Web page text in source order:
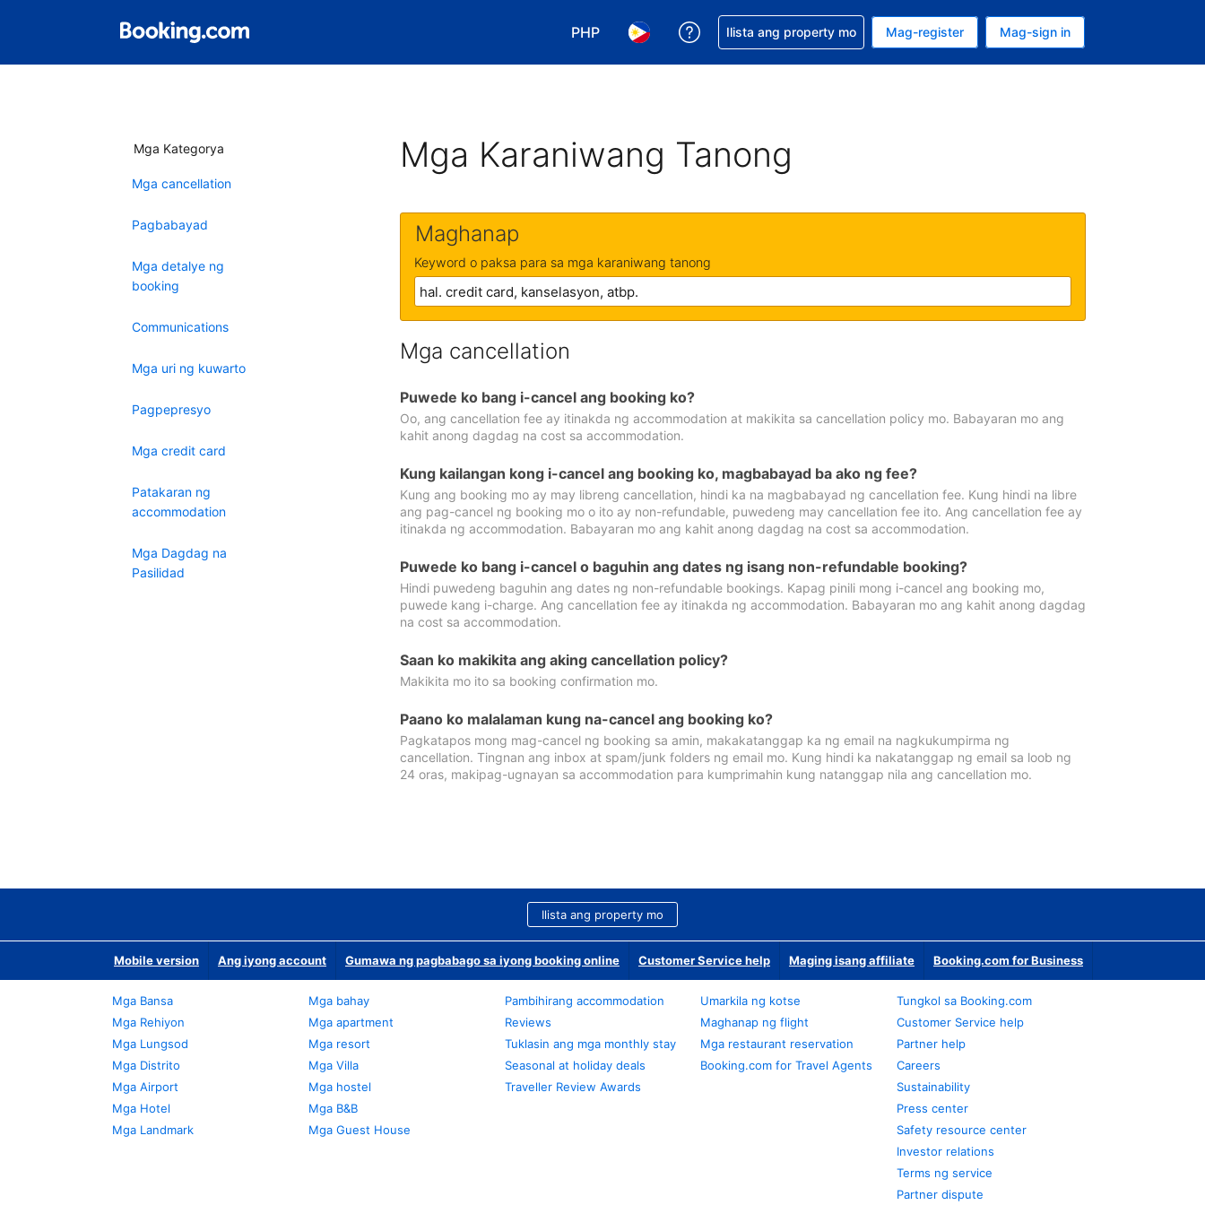
PHP
Pumili ng currency mo. PHP ang currency mo ngayon
Pumili ng wika mo. Filipino ang wika mo ngayon
Makakuha ng tulong sa reservation mo
Ilista ang property mo Mag-register Mag-sign in
Mga Kategorya
Mga cancellation
Pagbabayad
Mga detalye ng
booking
Communications
Mga uri ng kuwarto
Pagpepresyo
Mga credit card
Patakaran ng
accommodation
Mga Dagdag na
Pasilidad
Mga Karaniwang Tanong
Maghanap
Keyword o paksa para sa mga karaniwang tanong
Mga cancellation
Puwede ko bang i-cancel ang booking ko?
Oo, ang cancellation fee ay itinakda ng accommodation at makikita sa cancellation policy mo. Babayaran mo ang
kahit anong dagdag na cost sa accommodation.
Kung kailangan kong i-cancel ang booking ko, magbabayad ba ako ng fee?
Kung ang booking mo ay may libreng cancellation, hindi ka na magbabayad ng cancellation fee. Kung hindi na libre
ang pag-cancel ng booking mo o ito ay non-refundable, puwedeng may cancellation fee ito. Ang cancellation fee ay
itinakda ng accommodation. Babayaran mo ang kahit anong dagdag na cost sa accommodation.
Puwede ko bang i-cancel o baguhin ang dates ng isang non-refundable booking?
Hindi puwedeng baguhin ang dates ng non-refundable bookings. Kapag pinili mong i-cancel ang booking mo,
puwede kang i-charge. Ang cancellation fee ay itinakda ng accommodation. Babayaran mo ang kahit anong dagdag
na cost sa accommodation.
Saan ko makikita ang aking cancellation policy?
Makikita mo ito sa booking confirmation mo.
Paano ko malalaman kung na-cancel ang booking ko?
Pagkatapos mong mag-cancel ng booking sa amin, makakatanggap ka ng email na nagkukumpirma ng
cancellation. Tingnan ang inbox at spam/junk folders ng email mo. Kung hindi ka nakatanggap ng email sa loob ng
24 oras, makipag-ugnayan sa accommodation para kumprimahin kung natanggap nila ang cancellation mo.
Ilista ang property mo
Mobile version Ang iyong account Gumawa ng pagbabago sa iyong booking online Customer Service help Maging isang affiliate Booking.com for Business
Mga Bansa
Mga Rehiyon
Mga Lungsod
Mga Distrito
Mga Airport
Mga Hotel
Mga Landmark
Mga bahay
Mga apartment
Mga resort
Mga Villa
Mga hostel
Mga B&B
Mga Guest House
Pambihirang accommodation
Reviews
Tuklasin ang mga monthly stay
Seasonal at holiday deals
Traveller Review Awards
Umarkila ng kotse
Maghanap ng flight
Mga restaurant reservation
Booking.com for Travel Agents
Tungkol sa Booking.com
Customer Service help
Partner help
Careers
Sustainability
Press center
Safety resource center
Investor relations
Terms ng service
Partner dispute